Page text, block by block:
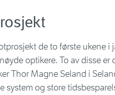
de to første ukene i
optikere. To av disse er
Thor Magne Seland i
system og store